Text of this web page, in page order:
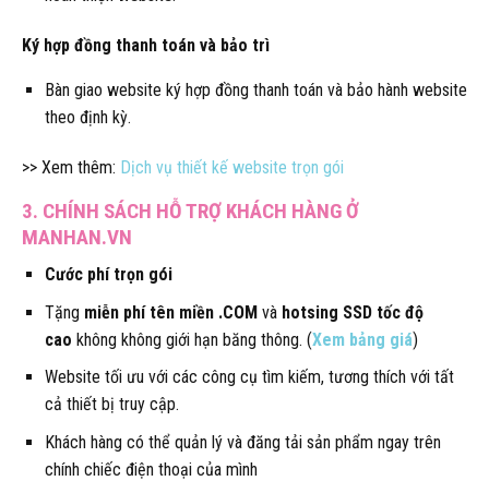
Ký hợp đồng thanh toán và bảo trì
Bàn giao website ký hợp đồng thanh toán và bảo hành website
theo định kỳ.
>> Xem thêm: Dịch vụ thiết kế website trọn gói
3. CHÍNH SÁCH HỖ TRỢ KHÁCH HÀNG Ở
MANHAN.VN
Cước phí trọn gói
Tặng miễn phí tên miền .COMvà hotsing SSD tốc độ
cao không không giới hạn băng thông. (Xem bảng giá)
Website tối ưu với các công cụ tìm kiếm, tương thích với tất
cả thiết bị truy cập.
Khách hàng có thể quản lý và đăng tải sản phẩm ngay trên
chính chiếc điện thoại của mình